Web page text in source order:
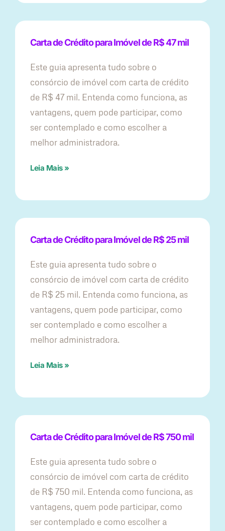
Carta de Crédito para Imóvel de R$ 47 mil
Este guia apresenta tudo sobre o
consórcio de imóvel com carta de crédito
de R$ 47 mil. Entenda como funciona, as
vantagens, quem pode participar, como
ser contemplado e como escolher a
melhor administradora.
Leia Mais »
Carta de Crédito para Imóvel de R$ 25 mil
Este guia apresenta tudo sobre o
consórcio de imóvel com carta de crédito
de R$ 25 mil. Entenda como funciona, as
vantagens, quem pode participar, como
ser contemplado e como escolher a
melhor administradora.
Leia Mais »
Carta de Crédito para Imóvel de R$ 750 mil
Este guia apresenta tudo sobre o
consórcio de imóvel com carta de crédito
de R$ 750 mil. Entenda como funciona, as
vantagens, quem pode participar, como
ser contemplado e como escolher a